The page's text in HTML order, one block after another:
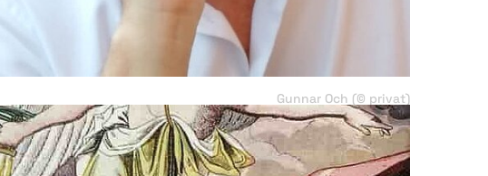
Gunnar Och (© privat)